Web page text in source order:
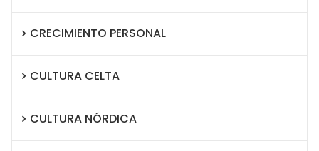
CRECIMIENTO PERSONAL
CULTURA CELTA
CULTURA NÓRDICA